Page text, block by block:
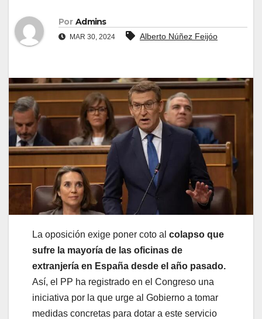
Por Admins
MAR 30, 2024 Alberto Núñez Feijóo
La oposición exige poner coto al colapso que
sufre la mayoría de las oficinas de
extranjería en España desde el año pasado.
Así, el PP ha registrado en el Congreso una
iniciativa por la que urge al Gobierno a tomar
medidas concretas para dotar a este servicio